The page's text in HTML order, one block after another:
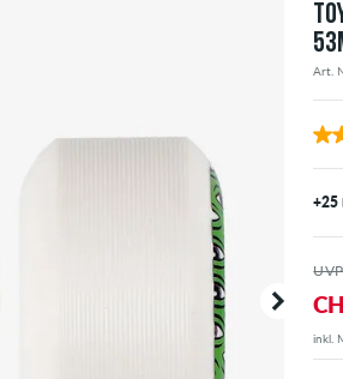
Art.
+25
inkl.